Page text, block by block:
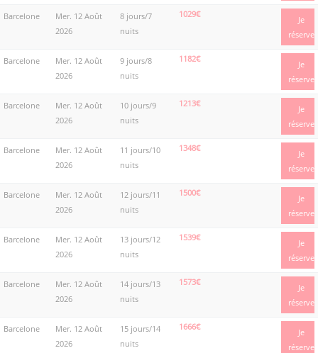
Barcelone
Mer. 12 Août
2026
8 jours/7
nuits
1029€
Je
réserve
Barcelone
Mer. 12 Août
2026
9 jours/8
nuits
1182€
Je
réserve
Barcelone
Mer. 12 Août
2026
10 jours/9
nuits
1213€
Je
réserve
Barcelone
Mer. 12 Août
2026
11 jours/10
nuits
1348€
Je
réserve
Barcelone
Mer. 12 Août
2026
12 jours/11
nuits
1500€
Je
réserve
Barcelone
Mer. 12 Août
2026
13 jours/12
nuits
1539€
Je
réserve
Barcelone
Mer. 12 Août
2026
14 jours/13
nuits
1573€
Je
réserve
Barcelone
Mer. 12 Août
2026
15 jours/14
nuits
1666€
Je
réserve